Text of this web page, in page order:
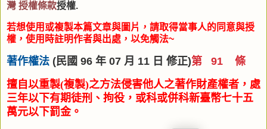
灣 授權條款授權.
若想使用或複製本篇文章與圖片，請取得當事人的同意與授
權，使用時註明作者與出處，以免觸法~
著作權法 (民國 96 年 07 月 11 日 修正)第 91 條
擅自以重製(複製)之方法侵害他人之著作財產權者，處
三年以下有期徒刑、拘役 ，或科或併科新臺幣七十五
萬元以下罰金。